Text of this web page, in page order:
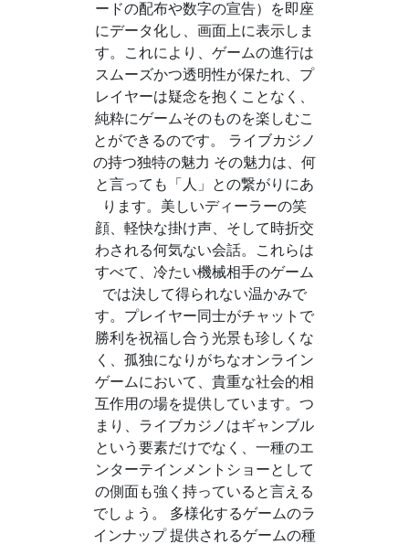
ードの配布や数字の宣告）を即座
にデータ化し、画面上に表示しま
す。これにより、ゲームの進行は
スムーズかつ透明性が保たれ、プ
レイヤーは疑念を抱くことなく、
純粋にゲームそのものを楽しむこ
とができるのです。 ライブカジノ
の持つ独特の魅力 その魅力は、何
と言っても「人」との繋がりにあ
ります。美しいディーラーの笑
顔、軽快な掛け声、そして時折交
わされる何気ない会話。これらは
すべて、冷たい機械相手のゲーム
では決して得られない温かみで
す。プレイヤー同士がチャットで
勝利を祝福し合う光景も珍しくな
く、孤独になりがちなオンライン
ゲームにおいて、貴重な社会的相
互作用の場を提供しています。つ
まり、ライブカジノはギャンブル
という要素だけでなく、一種のエ
ンターテインメントショーとして
の側面も強く持っていると言える
でしょう。 多様化するゲームのラ
インナップ 提供されるゲームの種